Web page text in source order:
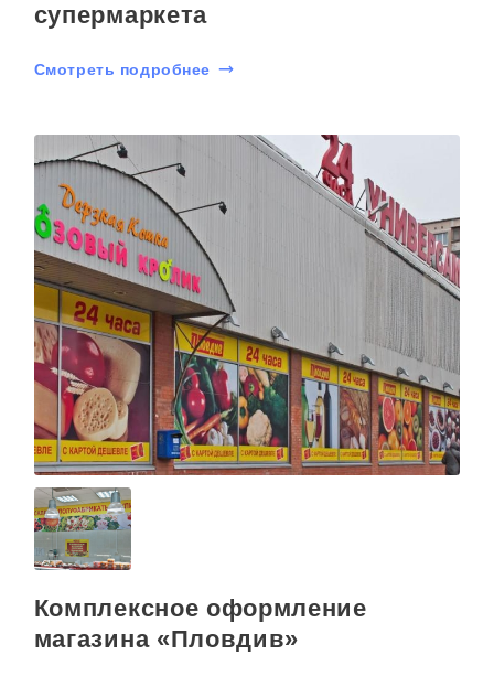
супермаркета
Смотреть подробнее
Комплексное оформление
магазина «Пловдив»